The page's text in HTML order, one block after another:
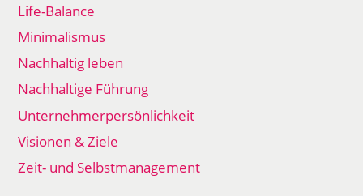
Life-Balance
Minimalismus
Nachhaltig leben
Nachhaltige Führung
Unternehmerpersönlichkeit
Visionen & Ziele
Zeit- und Selbstmanagement